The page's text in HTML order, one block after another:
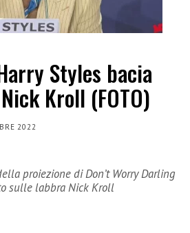
Styles bacia
Kroll (FOTO)
2022
proiezione di Don’t Worry Darling
sulle labbra Nick Kroll